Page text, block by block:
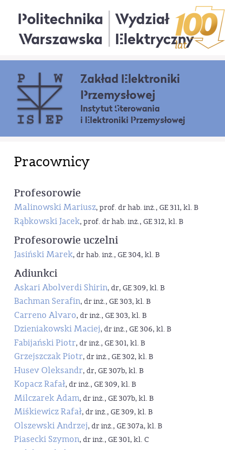
Politechnika
Warszawska
Wydział
Elektryczny
Zakład Elektroniki
Przemysłowej
Instytut Sterowania
i Elektroniki Przemysłowej
Pracownicy
Profesorowie
Malinowski Mariusz, prof. dr hab. inż., GE 311, kl. B
Rąbkowski Jacek, prof. dr hab. inż., GE 312, kl. B
Profesorowie uczelni
Jasiński Marek, dr hab. inż., GE 304, kl. B
Adiunkci
Askari Abolverdi Shirin, dr, GE 309, kl. B
Bachman Serafin, dr inż., GE 303, kl. B
Carreno Alvaro, dr inż., GE 303, kl. B
Dzieniakowski Maciej, dr inż., GE 306, kl. B
Fabijański Piotr, dr inż., GE 301, kl. B
Grzejszczak Piotr, dr inż., GE 302, kl. B
Husev Oleksandr, dr, GE 307b, kl. B
Kopacz Rafał, dr inż., GE 309, kl. B
Milczarek Adam, dr inż., GE 307b, kl. B
Miśkiewicz Rafał, dr inż., GE 309, kl. B
Olszewski Andrzej, dr inż., GE 307a, kl. B
Piasecki Szymon, dr inż., GE 301, kl. C